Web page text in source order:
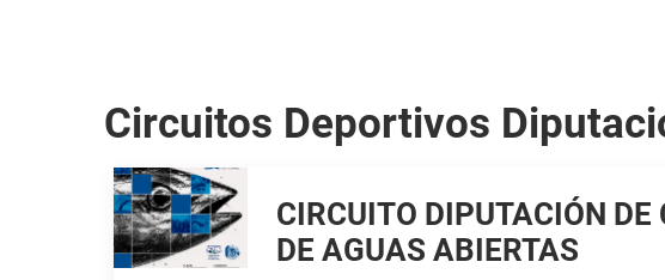
Circuitos Deportivos
CIRCUITO DIPUTACIÓN DE
DE AGUAS ABIERTAS